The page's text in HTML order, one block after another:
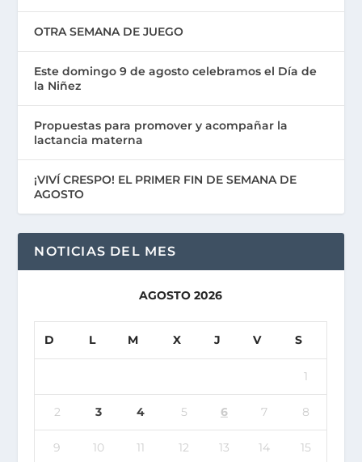
OTRA SEMANA DE JUEGO
Este domingo 9 de agosto celebramos el Día de
la Niñez
Propuestas para promover y acompañar la
lactancia materna
¡VIVÍ CRESPO! EL PRIMER FIN DE SEMANA DE
AGOSTO
NOTICIAS DEL MES
AGOSTO 2026
D L M X J V S
1
2 3 4 5 6 7 8
9 10 11 12 13 14 15